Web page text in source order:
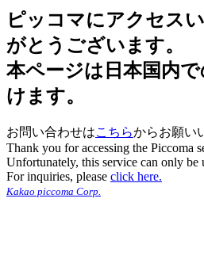
ピッコマにアクセス
がとうございます。
本ページは日本国内
けます。
お問い合わせはこちらからお願い
Thank you for accessing the Piccoma
Unfortunately, this service can only be
For inquiries, please click here.
Kakao piccoma Corp.